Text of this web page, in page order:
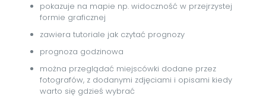
pokazuje na mapie np. widoczność w przejrzystej
formie graficznej
zawiera tutoriale jak czytać prognozy
prognoza godzinowa
można przeglądać miejscówki dodane przez
fotografów, z dodanymi zdjęciami i opisami kiedy
warto się gdzieś wybrać